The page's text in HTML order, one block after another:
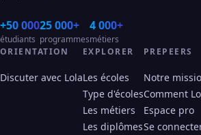
+50 000
étudiants
25 000+
programmes
4 000+
métiers
ORIENTATION
Discuter avec Lola
EXPLORER
Les écoles
Type d'écoles
Les métiers
Les diplômes
PREPEERS
Notre
Comment
Espace pro
Se